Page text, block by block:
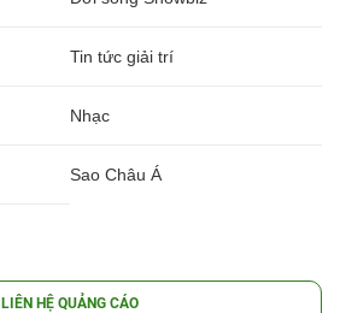
Tin tức giải trí
Nhạc
Sao Châu Á
LIÊN HỆ QUẢNG CÁO